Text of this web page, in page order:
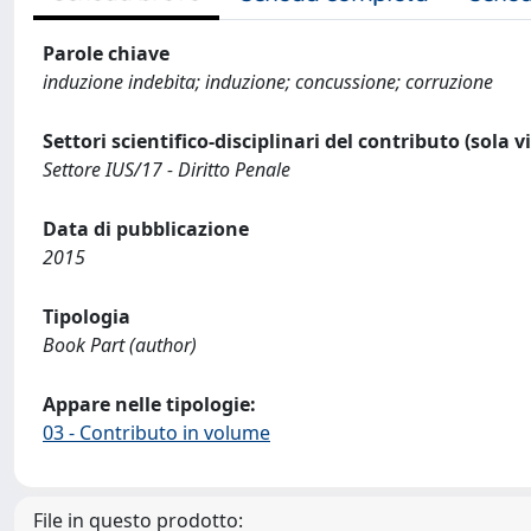
Parole chiave
induzione indebita; induzione; concussione; corruzione
Settori scientifico-disciplinari del contributo (sola
Settore IUS/17 - Diritto Penale
Data di pubblicazione
2015
Tipologia
Book Part (author)
Appare nelle tipologie:
03 - Contributo in volume
File in questo prodotto: